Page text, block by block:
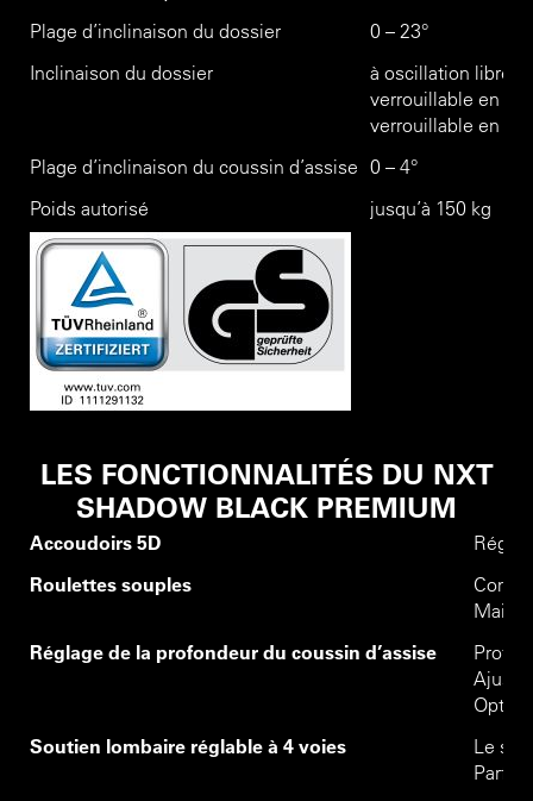
Plage d’inclinaison du dossier
0 – 23°
Inclinaison du dossier
à oscillation libre,
verrouillable en
verrouillable en
Plage d’inclinaison du coussin d’assise 0 – 4°
Poids autorisé
jusqu’à 150 kg
LES FONCTIONNALITÉS DU NXT
SHADOW BLACK PREMIUM
Accoudoirs 5D
Roulettes souples
Mais
Réglage de la profondeur du coussin d’assise
Soutien lombaire réglable à 4 voies
Le